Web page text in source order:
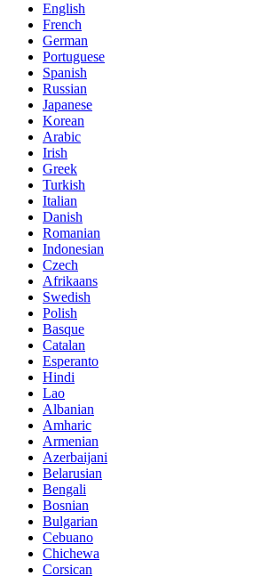
English
French
German
Portuguese
Spanish
Russian
Japanese
Korean
Arabic
Irish
Greek
Turkish
Italian
Danish
Romanian
Indonesian
Czech
Afrikaans
Swedish
Polish
Basque
Catalan
Esperanto
Hindi
Lao
Albanian
Amharic
Armenian
Azerbaijani
Belarusian
Bengali
Bosnian
Bulgarian
Cebuano
Chichewa
Corsican